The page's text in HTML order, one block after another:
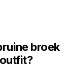
broek